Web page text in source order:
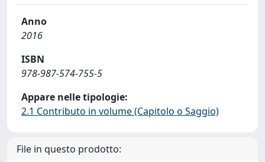
Anno
2016
ISBN
978-987-574-755-5
Appare nelle tipologie:
2.1 Contributo in volume (Capitolo o Saggio)
File in questo prodotto: